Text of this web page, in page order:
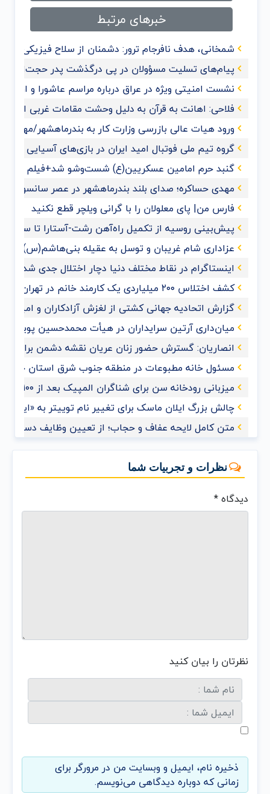
خبرهای مرتبط
شمخانی، هدف نافرجام ترور: دشمنان از سلاح فیزیکی
پیام‌های تسلیت مسؤولان در پی درگذشت پدر
نشست امنیتی ویژه در عراق درباره مراسم عاشورا و
فلاحی: اهانت به قرآن‌ به دلیل وحشت مقامات غربی از
ورود هیات عالی بازرسی وزارت کار به بندرماهشهر/مهدی
گروه تیم ملی فوتبال امید ایران در بازی‌های آسیایی
گنبد حرم امامین عسکریین(ع) شست‌وشو شد+فیلم و
مهدی حساکره؛ صدای بلند بندرماهشهر در عصر سانسور و
فارس من| پای معلولان را با گرانی ویلچر قطع نکنید
پیش‌بینی روسیه از تکمیل راه‌آهن رشت-آستارا تا سال ‌۲۰۲۸
عزاداری شام غریبان و توسل به عقیله بنی‌هاشم(س) با
اینستاگرام در نقاط مختلف دنیا دچار اختلال جدی شد
کشف اختلاس ۲۰۰ میلیاردی یک کارمند خانم در تهران
گزارش اتحادیه جهانی کشتی از لغزش آزادکاران و
میان‌داری آرتین سرایداران در هیأت محمدحسین
انصاریان: گسترش حضور زنان عریان نقشه دشمن برای
مسئول خانه مطبوعات در منطقه جنوب شرق استان
میزبانی رودخانه سن برای شناگران المپیک بعد از ۱۰۰ سال
چالش بزرگ ایلان ماسک برای تغییر نام توییتر به «ایکس»
متن کامل لایحه عفاف و حجاب؛ از تعیین وظایف
نظرات و تجربیات شما
دیدگاه*
نظرتان را بیان کنید
ذخیره نام، ایمیل و وبسایت من در مرورگر برای
زمانی که دوباره دیدگاهی می‌نویسم.